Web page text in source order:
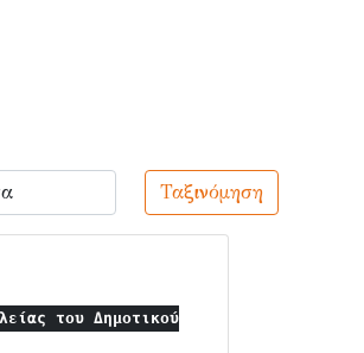
Ταξινόμηση
του Δημοτικού